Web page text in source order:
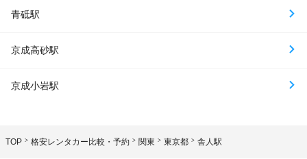
青砥駅
京成高砂駅
京成小岩駅
TOP 格安レンタカー比較・予約 関東 東京都 舎人駅